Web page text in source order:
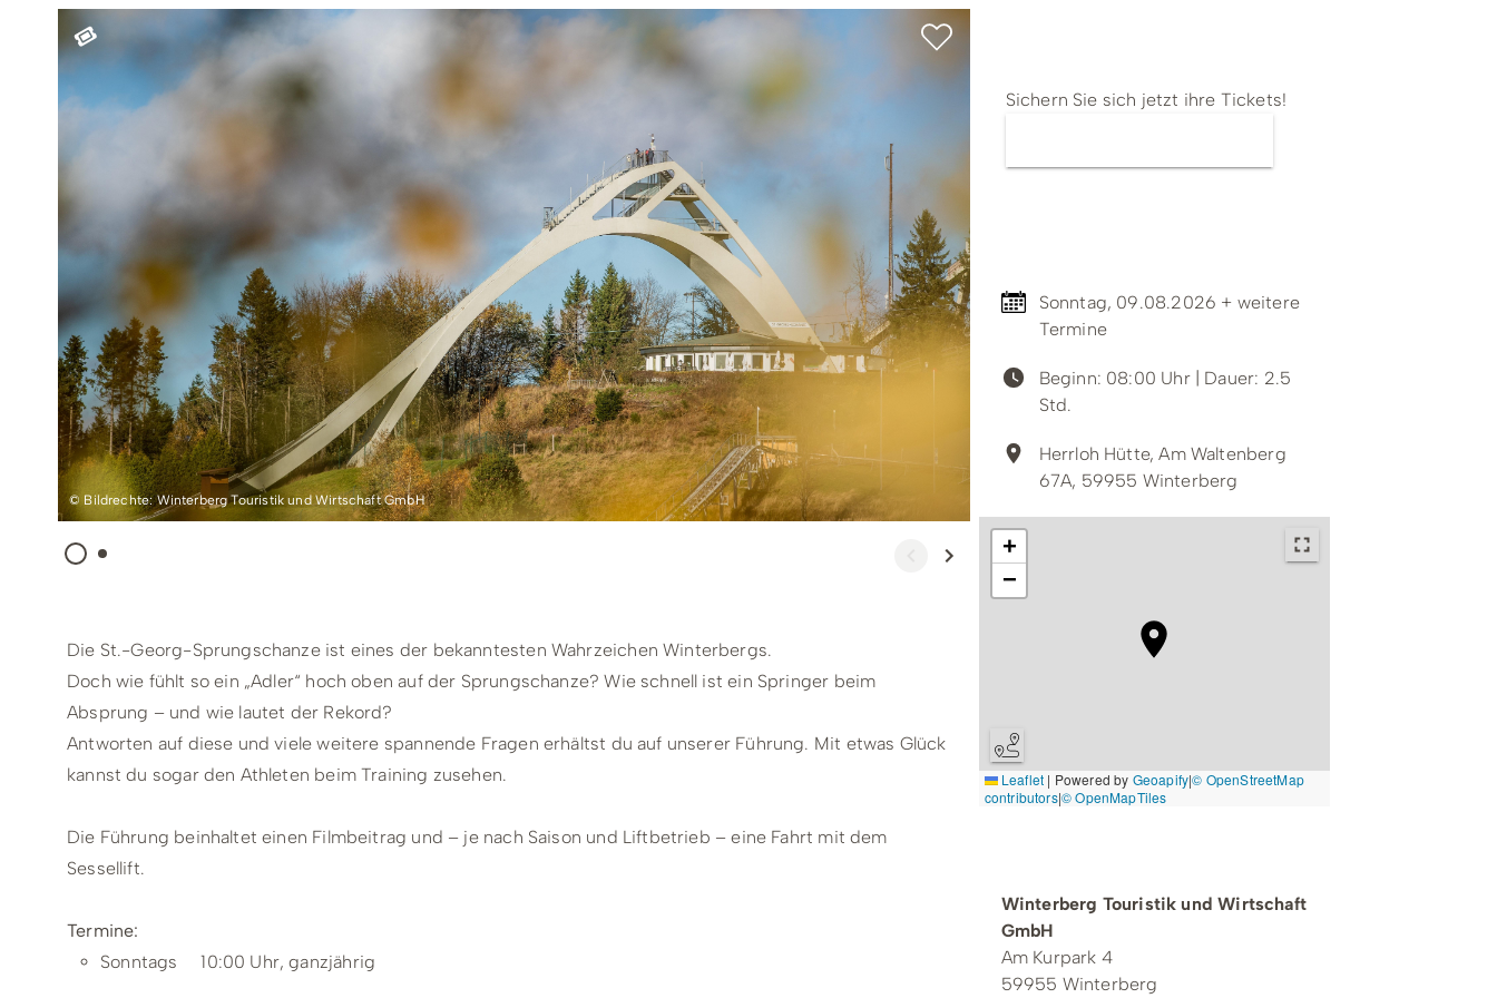
Tourenportal
Naturschutz & Nachhaltigkeit
Kultur & Tradition
Workation & Co-Working
Erlebnisgutschein
Onlineshop
Sauerland SommerCard Baumpflanzaktion Unterkünfte & Angebote
© Bildrechte: Winterberg Touristik und Wirtschaft GmbH
Die St.-Georg-Sprungschanze ist eines der bekanntesten Wahrzeichen Winterbergs.
Doch wie fühlt so ein „Adler“ hoch oben auf der Sprungschanze? Wie schnell ist ein Springer beim
Absprung – und wie lautet der Rekord?
Antworten auf diese und viele weitere spannende Fragen erhältst du auf unserer Führung. Mit etwas Glück
kannst du sogar den Athleten beim Training zusehen.
Die Führung beinhaltet einen Filmbeitrag und – je nach Saison und Liftbetrieb – eine Fahrt mit dem
Sessellift.
Termine:
Sonntags 10:00 Uhr, ganzjährig
Sichern Sie sich jetzt ihre Tickets!
Sonntag, 09.08.2026 + weitere
Termine
Beginn: 08:00 Uhr| Dauer: 2.5
Std.
Herrloh Hütte, Am Waltenberg
67A, 59955 Winterberg
+
−
Leaflet | Powered by Geoapify|© OpenStreetMap
contributors|© OpenMapTiles
Winterberg Touristik und Wirtschaft
GmbH
Am Kurpark 4
59955 Winterberg